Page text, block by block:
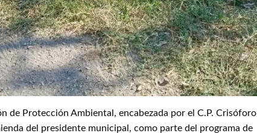
de Protección Ambiental, encabezada por el C.P. Crisóforo
del presidente municipal, como parte del programa de